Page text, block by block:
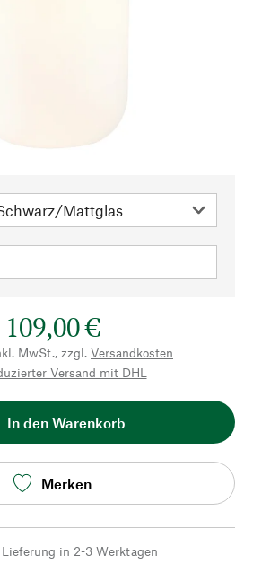
109,00 €
MwSt., zzgl. Versandkosten
Versand mit DHL
In den Warenkorb
Merken
Lieferung in 2-3 Werktagen